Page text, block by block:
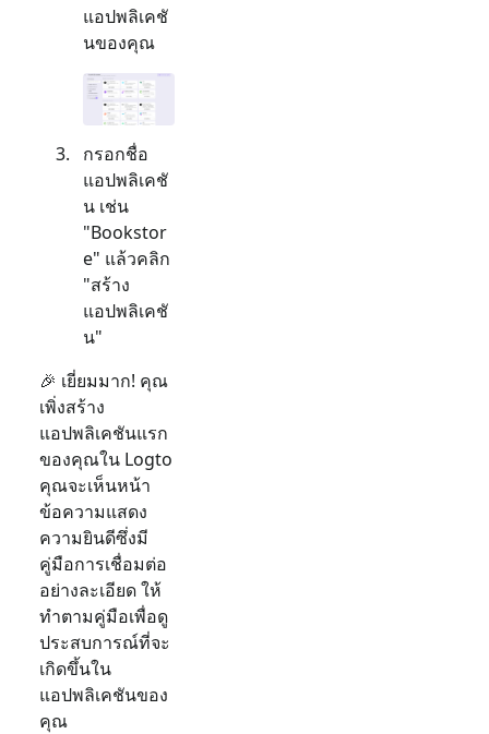
แอปพลิเคชั
นของคุณ
กรอกชื่อ
แอปพลิเคชั
น เช่น
"Bookstor
e" แล้วคลิก
"สร้าง
แอปพลิเคชั
น"
🎉 เยี่ยมมาก! คุณ
เพิ่งสร้าง
แอปพลิเคชันแรก
ของคุณใน Logto
คุณจะเห็นหน้า
ข้อความแสดง
ความยินดีซึ่งมี
คู่มือการเชื่อมต่อ
อย่างละเอียด ให้
ทำตามคู่มือเพื่อดู
ประสบการณ์ที่จะ
เกิดขึ้นใน
แอปพลิเคชันของ
คุณ